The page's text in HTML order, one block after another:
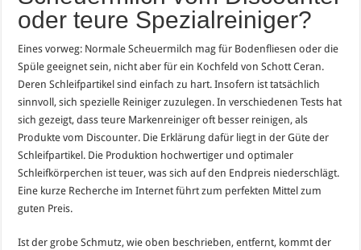
oder teure Spezialreiniger?
Eines vorweg: Normale Scheuermilch mag für Bodenfliesen oder die
Spüle geeignet sein, nicht aber für ein Kochfeld von Schott Ceran.
Deren Schleifpartikel sind einfach zu hart. Insofern ist tatsächlich
sinnvoll, sich spezielle Reiniger zuzulegen. In verschiedenen Tests hat
sich gezeigt, dass teure Markenreiniger oft besser reinigen, als
Produkte vom Discounter. Die Erklärung dafür liegt in der Güte der
Schleifpartikel. Die Produktion hochwertiger und optimaler
Schleifkörperchen ist teuer, was sich auf den Endpreis niederschlägt.
Eine kurze Recherche im Internet führt zum perfekten Mittel zum
guten Preis.
Ist der grobe Schmutz, wie oben beschrieben, entfernt, kommt der